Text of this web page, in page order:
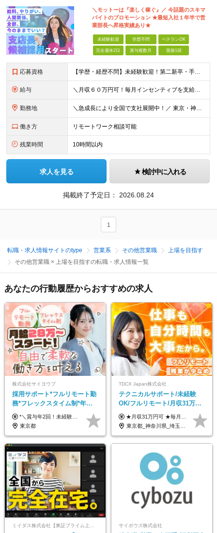
＼モットーは『楽しく稼ぐ』／ 今話題のスキマ
バイトのプロモーション ★最短⼊社１年半で営
業部⻑へ昇格実績あり★
未経験歓迎 学歴不問 ベテランOK
完全週休2日 賞与複数月 面接1回
応募資格 【学歴・経歴不問】未経験歓迎！第⼆新卒・⼿に職をつけたい・新たな挑戦者⼤歓迎！⼈柄・意欲重視の採⽤♪ ＼これまでの経験・スキルは⼀切不問／ 新たな⼀歩を全⼒で応援します！ ★経歴・学歴不問 ★未経
給与 ＼⽉収６０万円可！毎⽉インセンティブを⽀給／ ⽉給３０万円〜+ダブルインセンティブ（個⼈+⽀店達成率に応じて） ※営業⼿当含む ▼下記固定残業代を含みます ・関東圏：5万8000円〜（⽉36h分）＋
勤務地 ＼急成⻑により全国で⽀社展開中！／ 東京・神奈川・埼⽟・千葉・⼤阪・名古屋・神⼾・新潟・⾦沢・京都・広島・福岡などで募集中！ ★東京、⼤阪、名古屋、福岡は急募のため、特に選考優遇します★ ◎勤務地は
働き方 リモートワーク相談可能
残業時間 10時間以内
求人を見る 検討中に入れる
掲載終了予定日： 2026.08.24
1
転職・求人情報サイトのtype 営業系 その他営業職
上場を目指す
その他営業職 × 上場を目指すの転職・求人情報一覧
あなたの行動履歴からおすすめの求人
株式会社サイヨウブ
採用サポート*フルリモート勤
務*フレックスタイム制*年休
120日*土日祝休み*残業ほぼな
し*育児中社員8割以上
*＼賞与年2回！未経験から月給28万円スタート／* ◆月給28万～40万円＋賞与年2回＋各種インセンティブ ※経験・スキルを考慮の上、決定します ※試用期間6ヶ月間あり（期間中は月給26万円～になります。その他待遇等に差異はありません） ※月給には月35時間分の固定残業代含む（月5万4800円/超過分別途支給） ※ほとんどのメンバーが残業ゼロです！フレックスタイム制のため、自分の生活に合わせて調整できます。 ＼希望性で土曜日出勤あり／ お客様より「土曜日に応募者の対応をしてほしい」という ご要望を受けた際に、応募者対応⇒求職者との メッセージのやり取りなど、対応が発生する場合があります。 ※土曜日に出勤いただく場合は ・2時間稼働：4500円 ・4時間稼働：9000円 の給与が発生。勤務時間が4時間超えることは原則ありません。 短期間で高い給与をGETできるチャンスです♪
東京都
TDCX Japan株式会社
テクニカルサポート/未経験
OK/フルリモート/月収31万円
可/月最大3万のインセンティ
ブ支給/平均年齢33歳
★月収31万円可 ★毎月「最大3万円」のインセンティブあり 月給266,228円～＋スキル手当（15,000円）＋インセンティブ（月最大3万円） ※月給例（月額最大額）：281,228 円＋残業代発生分 インセンティブを最大まで取得できた場合は、月額最大額：311,228円＋残業代発生分 となります ※経験・スキルなどを考慮し決定します ※残業代は1分単位で支給 ※試用期間3ヵ月あり（契約社員期間も給与・待遇に変更なし） ※インセンティブは効率性、顧客満足、勤怠状況等の結果により毎月金額が決定されます。 ＼”頑張り”はインセンティブで還元！／ 入社3ヶ月目から、目標数字やKPI、勤怠状況、お客様アンケートなどをもとに評価をスタート。 最短4ヶ月目にはインセンティブの支給も可能です！
東京都_神奈川県_埼玉県_千葉県_大阪府_愛知県_北海道_青森県_岩手県_宮城県_秋田県_山形県_福島県_茨城県_栃木県_群馬県_新潟県_山梨県_長野県_富山県_石川県_福井県_静岡県_岐阜県_三重県_兵庫県_京都府_滋賀県_奈良県_和歌山県_広島県_岡山県_鳥取県_島根県_山口県_徳島県_香川県_愛媛県_高知県_福岡県_熊本県_佐賀県_長崎県_大分県_宮崎県_鹿児島県_沖縄県
サイボウズ株式会社